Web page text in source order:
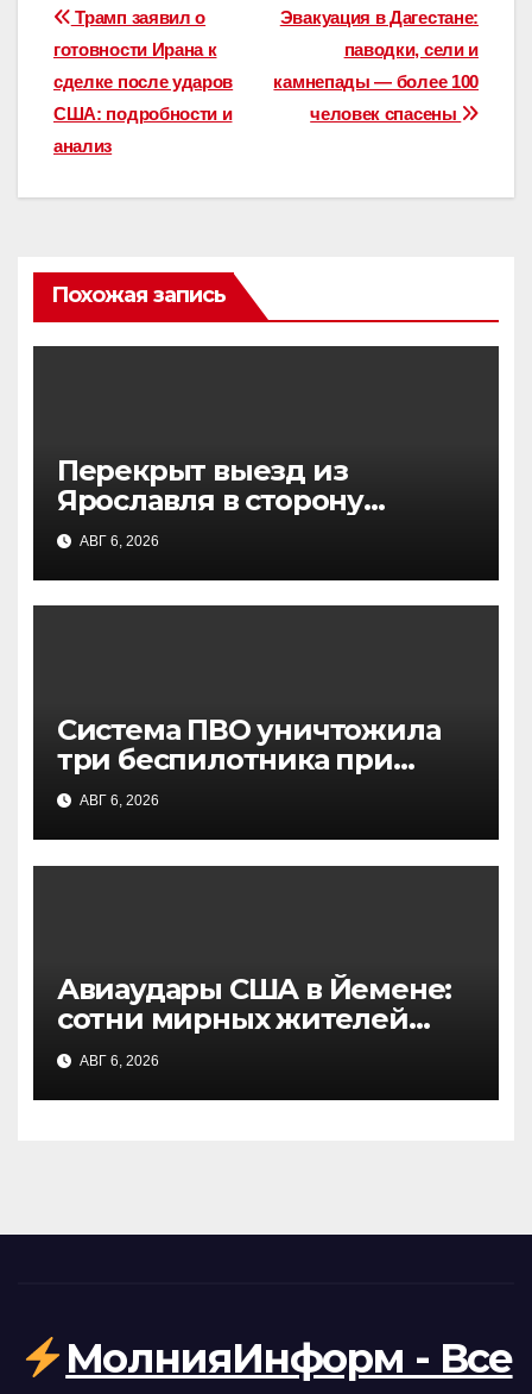
Навигация
по
записям
Эвакуация в Дагестане:
паводки, сели и
камнепады — более 100
человек спасены
Трамп заявил о
готовности Ирана к
сделке после ударов
США: подробности и
анализ
Похожая запись
Перекрыт выезд из
Ярославля в сторону
Москвы: атака БПЛА,
движение остановлено
АВГ 6, 2026
Система ПВО уничтожила
три беспилотника при
попытке атаки на Москву —
заявление Собянина
АВГ 6, 2026
Авиаудары США в Йемене:
сотни мирных жителей
стали жертвами, данные
NBC
АВГ 6, 2026
МолнияИнформ - Все